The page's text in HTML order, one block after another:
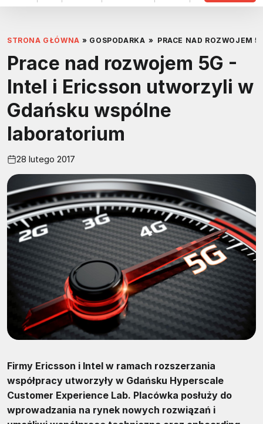
STRONA GŁÓWNA » GOSPODARKA » PRACE NAD ROZWOJEM
Prace nad rozwojem 5G -
Intel i Ericsson utworzyli w
Gdańsku wspólne
laboratorium
28 lutego 2017
Firmy Ericsson i Intel w ramach rozszerzania
współpracy utworzyły w Gdańsku Hyperscale
Customer Experience Lab. Placówka posłuży do
wprowadzania na rynek nowych rozwiązań i